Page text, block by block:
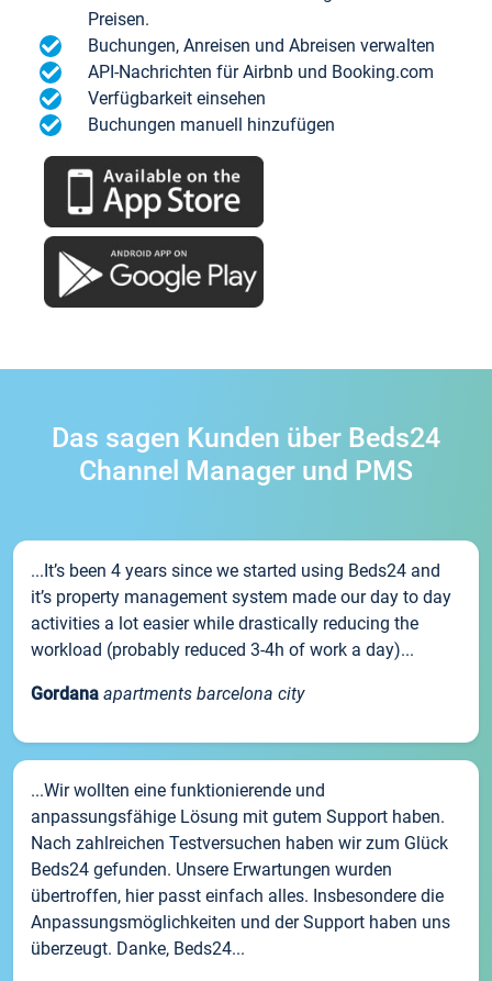
Preisen.
Buchungen, Anreisen und Abreisen verwalten
API-Nachrichten für Airbnb und Booking.com
Verfügbarkeit einsehen
Buchungen manuell hinzufügen
Das sagen Kunden über Beds24
Channel Manager und PMS
...It’s been 4 years since we started using Beds24 and
it’s property management system made our day to day
activities a lot easier while drastically reducing the
workload (probably reduced 3-4h of work a day)...
Gordana apartments barcelona city
...Wir wollten eine funktionierende und
anpassungsfähige Lösung mit gutem Support haben.
Nach zahlreichen Testversuchen haben wir zum Glück
Beds24 gefunden. Unsere Erwartungen wurden
übertroffen, hier passt einfach alles. Insbesondere die
Anpassungsmöglichkeiten und der Support haben uns
überzeugt. Danke, Beds24...